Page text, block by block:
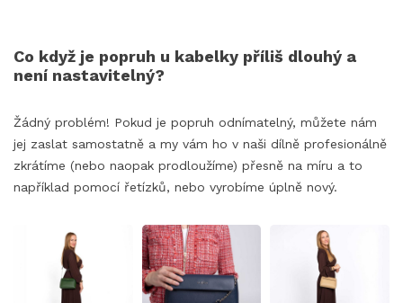
Co když je popruh u kabelky příliš dlouhý a
není nastavitelný?
Žádný problém! Pokud je popruh odnímatelný, můžete nám
jej zaslat samostatně a my vám ho v naši dílně profesionálně
zkrátíme (nebo naopak prodloužíme) přesně na míru a to
například pomocí řetízků, nebo vyrobíme úplně nový.